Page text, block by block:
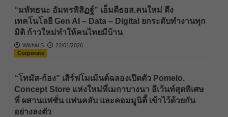
“มหัทธนะ อัมพรพิสิฏฐ์” เอ็มดีธอส.คนใหม่ ดึง
เทคโนโลยี Gen AI – Data – Digital ยกระดับทำงานทุก
มิติ ก้าวใหม่ทำให้คนไทยมีบ้าน
Wichai S
22/01/2026
Corporate
“โทมัส-ก้อง” เสิร์ฟโมเม้นต์ฉลองเปิดตัว Pomelo.
Concept Store แห่งใหม่ที่เมกาบางนา อีเว้นท์สุดพิเศษ
ที่ ผสานแฟชั่น แฟนคลับ และคอมมูนิตี้ เข้าไว้ด้วยกัน
อย่างลงตัว